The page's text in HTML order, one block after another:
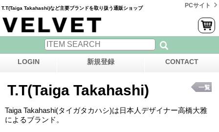
T.T(Taiga Takahashi)など主要ブランドを取り扱う通販ショップ PCサイト
LOGIN 新規登録 CONTACT
T.T(Taiga Takahashi)
Taiga Takahashi(タイガタカハシ)は日本人デザイナー高橋大雅
によるブランド。
一覧